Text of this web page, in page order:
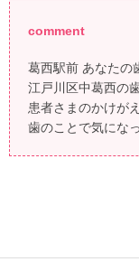
comment
葛西駅前 あなたの
江戸川区中葛西の
患者さまのかけが
歯のことで気にな